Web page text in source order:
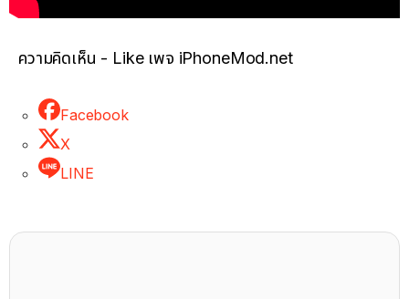
ความคิดเห็น - Like เพจ iPhoneMod.net
Facebook
X
LINE